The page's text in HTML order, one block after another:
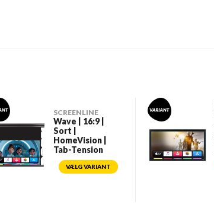
SCREENLINE
Wave | 16:9 |
Sort |
HomeVision |
Tab-Tension
VÆLG VARIANT